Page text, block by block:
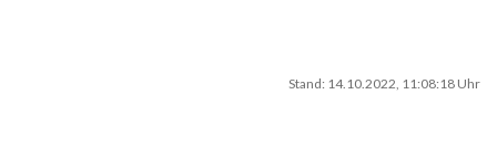
Stand: 14.10.2022, 11:08:18 Uhr